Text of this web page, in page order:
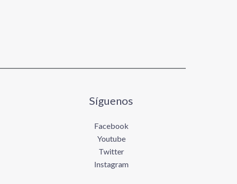
Síguenos
Facebook
Youtube
Twitter
Instagram